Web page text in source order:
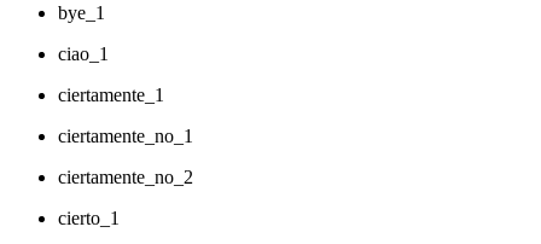
bye_1
ciao_1
ciertamente_1
ciertamente_no_1
ciertamente_no_2
cierto_1